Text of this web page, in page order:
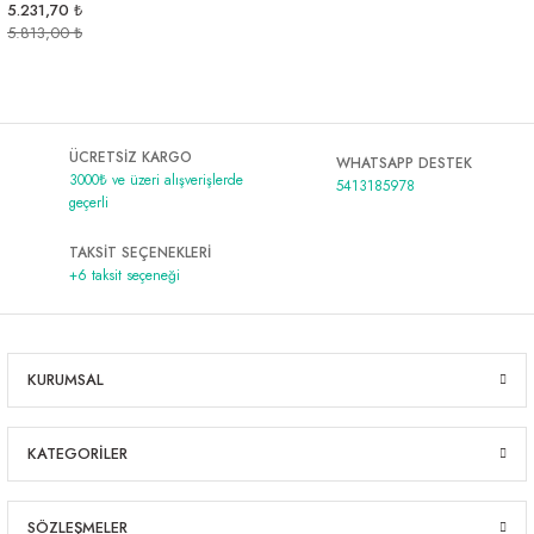
5.231,70 ₺
5.813,00 ₺
ÜCRETSİZ KARGO
3000₺ ve üzeri alışverişlerde
geçerli
WHATSAPP DESTEK
5413185978
TAKSİT SEÇENEKLERİ
+6 taksit seçeneği
KURUMSAL
KATEGORİLER
SÖZLEŞMELER